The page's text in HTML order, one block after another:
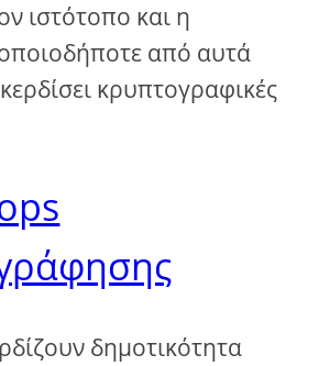
ιστότοπο και η
από αυτά
κρυπτογραφικές
δημοτικότητα